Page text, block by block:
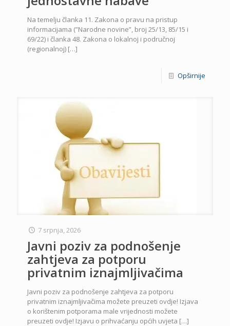
Na temelju članka 11. Zakona o pravu na pristup
informacijama (”Narodne novine”, broj 25/13, 85/15 i
69/22) i članka 48. Zakona o lokalnoj i područnoj
(regionalnoj) […]
Opširnije
7 srpnja, 2026
Javni poziv za podnošenje
zahtjeva za potporu
privatnim iznajmljivačima
Javni poziv za podnošenje zahtjeva za potporu
privatnim iznajmljivačima možete preuzeti ovdje! Izjava
o korištenim potporama male vrijednosti možete
preuzeti ovdje! Izjavu o prihvaćanju općih uvjeta […]